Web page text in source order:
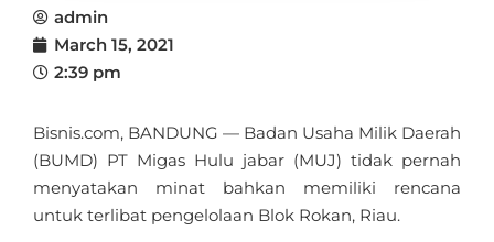
admin
March 15, 2021
2:39 pm
Bisnis.com, BANDUNG — Badan Usaha Milik Daerah
(BUMD) PT Migas Hulu jabar (MUJ) tidak pernah
menyatakan minat bahkan memiliki rencana
untuk terlibat pengelolaan Blok Rokan, Riau.